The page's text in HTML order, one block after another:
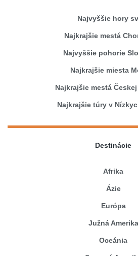
Najvyššie hory
Najkrajšie mestá
Najvyššie pohorie
Najkrajšie miesta
Najkrajšie mestá
Najkrajšie túry v
Destinácie
Afrika
Ázie
Európa
Južná Amerika
Oceánia